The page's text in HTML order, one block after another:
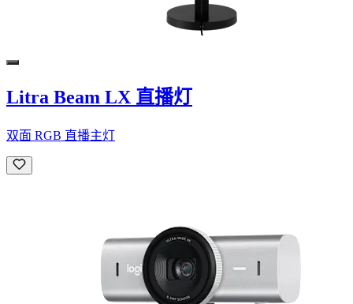
Litra Beam LX 直播灯
双面 RGB 直播主灯